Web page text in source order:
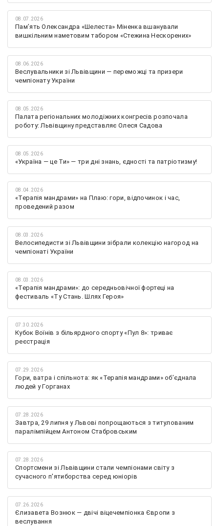
08.07.2026
Памʼять Олександра «Шелеста» Міненка вшанували
вишкільним наметовим табором «Стежина Нескорених»
08.06.2026
Веслувальники зі Львівщини — переможці та призери
чемпіонату України
08.05.2026
Палата регіональних молодіжних конгресів розпочала
роботу: Львівщину представляє Олеся Садова
08.05.2026
«Україна — це Ти» — три дні знань, єдності та патріотизму!
08.04.2026
«Терапія мандрами» на Плаю: гори, відпочинок і час,
проведений разом
08.03.2026
Велосипедисти зі Львівщини зібрали колекцію нагород на
чемпіонаті України
08.03.2026
«Терапія мандрами»: до середньовічної фортеці на
фестиваль «Ту Стань. Шлях Героя»
07.30.2026
Кубок Воїнів з більярдного спорту «Пул 8»: триває
реєстрація
07.29.2026
Гори, ватра і спільнота: як «Терапія мандрами» об’єднала
людей у Горганах
07.28.2026
Завтра, 29 липня у Львові попрощаються з титулованим
паралімпійцем Антоном Стабровським
07.28.2026
Спортсмени зі Львівщини стали чемпіонами світу з
сучасного п'ятиборства серед юніорів
07.26.2026
Єлизавета Вознюк — двічі віцечемпіонка Європи з
веслування